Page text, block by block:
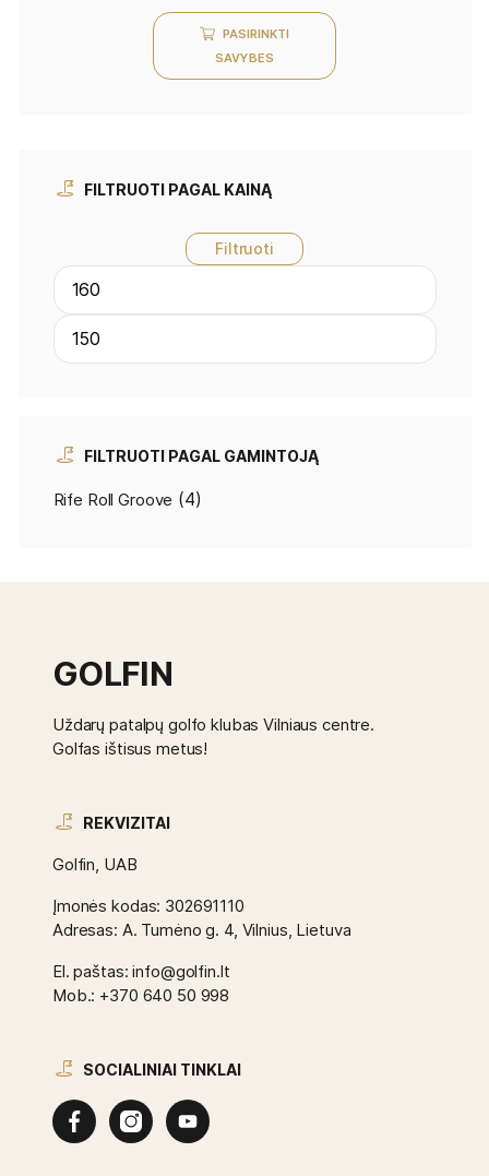
PASIRINKTI
SAVYBES
FILTRUOTI PAGAL KAINĄ
Filtruoti
FILTRUOTI PAGAL GAMINTOJĄ
Rife Roll Groove (4)
GOLFIN
Uždarų patalpų golfo klubas Vilniaus centre.
Golfas ištisus metus!
REKVIZITAI
Golfin, UAB
Įmonės kodas: 302691110
Adresas: A. Tumėno g. 4, Vilnius, Lietuva
El. paštas: info@golfin.lt
Mob.: +370 640 50 998
SOCIALINIAI TINKLAI